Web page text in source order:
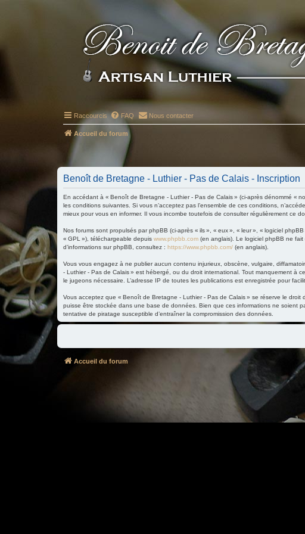
Raccourcis FAQ Nous contacter
Accueil du forum
Benoît de Bretagne - Luthier - Pas de Calais - Inscription
En accédant à « Benoît de Bretagne - Luthier - Pas de Calais » (ci-après dénommé «
les conditions suivantes. Si vous n’acceptez pas l’ensemble de ces conditions,
mieux pour vous en informer. Il vous incombe toutefois de consulter régulièrement ce
Nos forums sont propulsés par phpBB (ci-après « ils », « eux », « leur », « logiciel
« GPL »), téléchargeable depuis www.phpbb.com (en anglais). Le logiciel phpBB ne
d’informations sur phpBB, consultez : https://www.phpbb.com/ (en anglais).
Vous vous engagez à ne publier aucun contenu injurieux, obscène, vulgaire,
- Luthier - Pas de Calais » est hébergé, ou du droit international. Tout manquement à
le jugeons nécessaire. L’adresse IP de toutes les publications est enregistrée pour
Vous acceptez que « Benoît de Bretagne - Luthier - Pas de Calais » se réserve le
puisse être stockée dans une base de données. Bien que ces informations ne soient
tentative de piratage susceptible d’entraîner la compromission des données.
Accueil du forum